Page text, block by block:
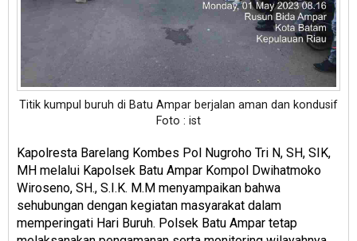
Titik kumpul buruh di Batu Ampar berjalan aman dan kondusif
Foto : ist
Kapolresta Barelang Kombes Pol Nugroho Tri N, SH, SIK,
MH melalui Kapolsek Batu Ampar Kompol Dwihatmoko
Wiroseno, SH., S.I.K. M.M menyampaikan bahwa
sehubungan dengan kegiatan masyarakat dalam
memperingati Hari Buruh. Polsek Batu Ampar tetap